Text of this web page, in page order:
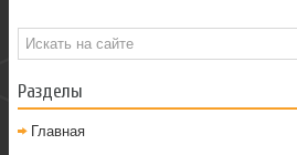
Разделы
Главная